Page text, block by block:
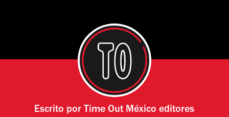
Escrito por Time Out México editores